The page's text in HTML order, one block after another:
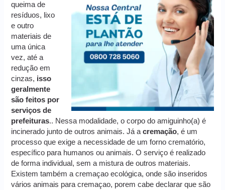
queima de
resíduos, lixo
e outro
materiais de
uma única
vez, até a
redução em
cinzas, isso
geralmente
são feitos por
serviços de
prefeituras.. Nessa modalidade, o corpo do amiguinho(a) é
incinerado junto de outros animais. Já acremação, é um
processo que exige a necessidade de um forno crematório,
específico para humanos ou animais. O serviço é realizado
de forma individual, sem a mistura de outros materiais.
Existem também a cremaçao ecológica, onde são inseridos
vários animais para cremaçao, porem cabe declarar que são